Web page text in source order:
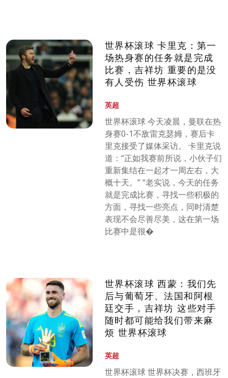
世界杯滚球 卡里克：第一
场热身赛的任务就是完成
比赛，吉祥坊 重要的是没
有人受伤 世界杯滚球
英超
世界杯滚球 今天凌晨，曼联在热
身赛0-1不敌雷克瑟姆，赛后卡
里克接受了媒体采访。 卡里克说
道：“正如我赛前所说，小伙子们
重新集结在一起才一周左右，大
概十天。” “老实说，今天的任务
就是完成比赛，寻找一些积极的
方面，寻找一些亮点，同时清楚
表现不会尽善尽美，这在第一场
比赛中是很�
世界杯滚球 西蒙：我们先
后与葡萄牙、法国和阿根
廷交手，吉祥坊 这些对手
随时都可能给我们带来麻
烦 世界杯滚球
英超
世界杯滚球 世界杯决赛，西班牙